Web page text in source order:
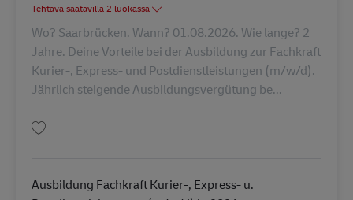
Tehtävä saatavilla 2 luokassa
Wo? Saarbrücken. Wann? 01.08.2026. Wie lange? 2
Jahre. Deine Vorteile bei der Ausbildung zur Fachkraft
Kurier-, Express- und Postdienstleistungen (m/w/d).
Jährlich steigende Ausbildungsvergütung be...
Ausbildung Fachkraft Kurier-, Express- u.